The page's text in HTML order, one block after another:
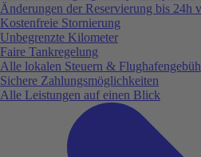
Änderungen der Reservierung bis 24h
Kostenfreie Stornierung
Unbegrenzte Kilometer
Faire Tankregelung
Alle lokalen Steuern &
Sichere Zahlungsmöglichkeiten
Alle Leistungen auf einen Blick